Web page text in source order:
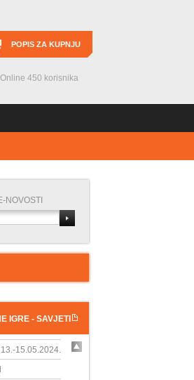
POPIS ZA KUPNJU
Online 450 korisnika
NOVOSTI
IGRE - SAVJETI
15.05.2024.